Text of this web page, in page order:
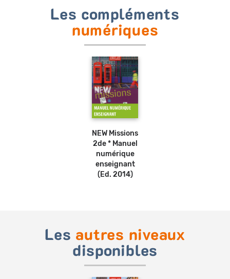
Les compléments
numériques
NEW Missions
2de * Manuel
numérique
enseignant
(Ed. 2014)
Les autres niveaux
disponibles